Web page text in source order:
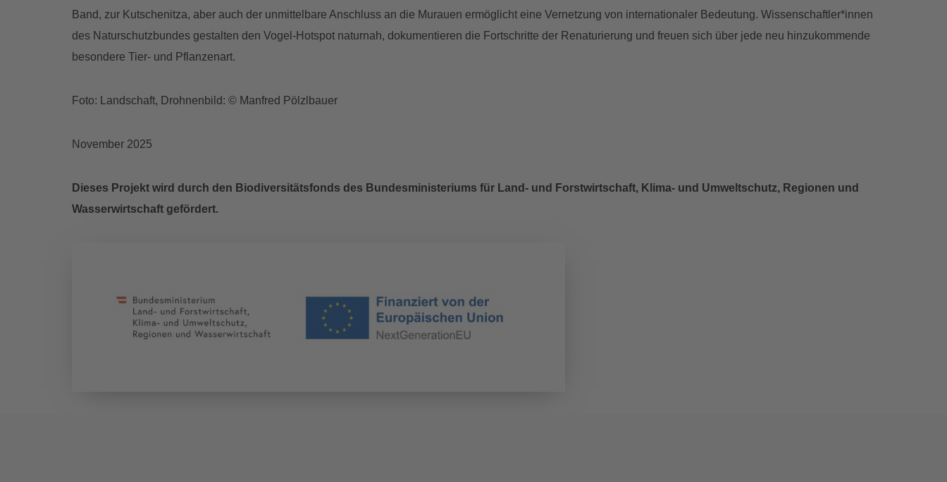
Band, zur Kutschenitza, aber auch der unmittelbare Anschluss an die Murauen ermöglicht eine Vernetzung von internationaler Bedeutung. Wissenschaftler*innen
des Naturschutzbundes gestalten den Vogel-Hotspot naturnah, dokumentieren die Fortschritte der Renaturierung und freuen sich über jede neu hinzukommende
besondere Tier- und Pflanzenart.
Foto: Landschaft, Drohnenbild: © Manfred Pölzlbauer
November 2025
Dieses Projekt wird durch den Biodiversitätsfonds des Bundesministeriums für Land- und Forstwirtschaft, Klima- und Umweltschutz, Regionen und
Wasserwirtschaft gefördert.